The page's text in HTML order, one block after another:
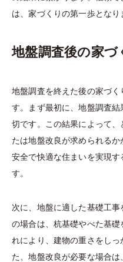
は、家づくりの第一歩となり
地盤調査後の家
地盤調査を終えた後の家づ
す。まず最初に、地盤調査
切です。この結果によって
たは地盤改良が求められるか
安全で快適な住まいを実現
す。
次に、地盤に適した基礎工
の場合は、杭基礎やべた基
れにより、建物の重さをし
た、地盤改良が必要な場合